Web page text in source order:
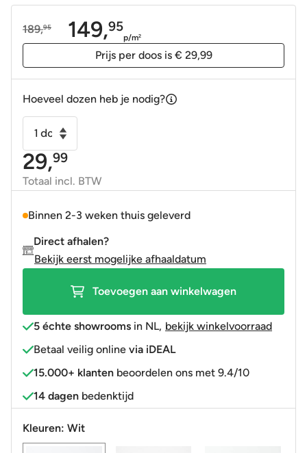
189,95
Oorspronkelijke
149,95
Huidige
p/m2
Prijs per doos is € 29,99
Hoeveel dozen heb je nodig?
Scale
triangolo
driehoek
wit
mat
aantal
29,99
Totaal incl. BTW
Binnen 2-3 weken thuis geleverd
Direct afhalen?
Bekijk eerst mogelijke afhaaldatum
Toevoegen aan winkelwagen
5 échte showrooms in NL, bekijk winkelvoorraad
Betaal veilig online via iDEAL
15.000+ klanten beoordelen ons met 9.4/10
14 dagen bedenktijd
Kleuren: Wit